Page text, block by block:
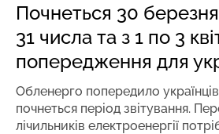
Почнеться 30
31 числа та з 1 по 3
попередження для
Обленерго попередило
почнеться період звітування.
лічильників електроенергії